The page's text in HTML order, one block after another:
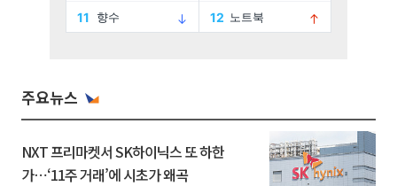
주요뉴스
NXT 프리마켓서 SK하이닉스 또 하한
가⋯‘11주 거래’에 시초가 왜곡